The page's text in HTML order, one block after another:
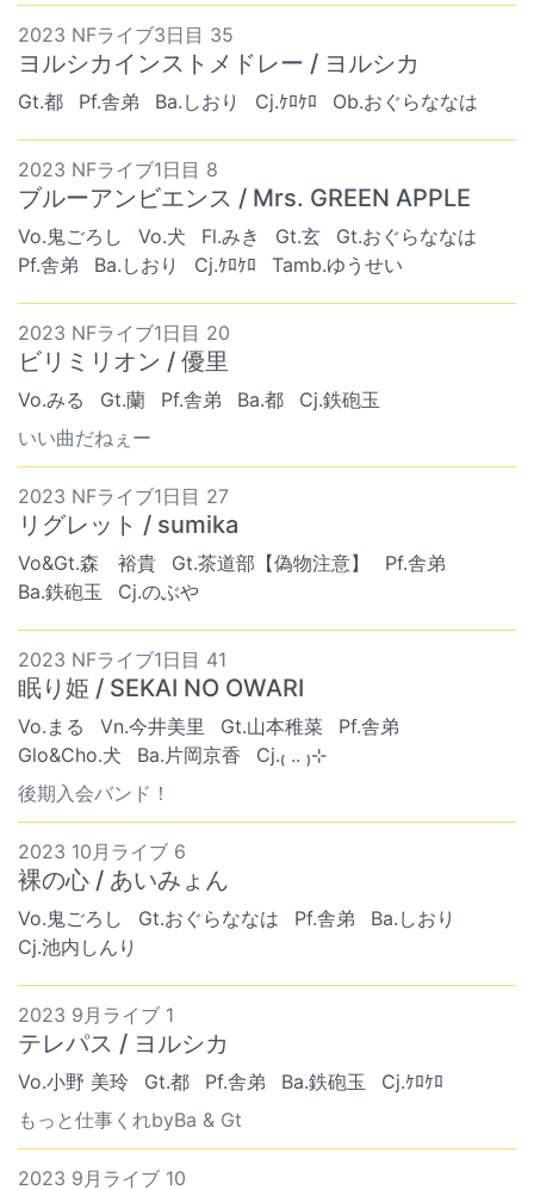
2023 NFライブ3日目 35
ヨルシカインストメドレー / ヨルシカ
Gt.都 Pf.舎弟 Ba.しおり Cj.ｹﾛｹﾛ Ob.おぐらななは
2023 NFライブ1日目 8
ブルーアンビエンス / Mrs. GREEN APPLE
Vo.鬼ごろし Vo.犬 Fl.みき Gt.玄
Gt.おぐらななは
Pf.舎弟
Ba.しおり Cj.ｹﾛｹﾛ Tamb.ゆうせい
2023 NFライブ1日目 20
ビリミリオン / 優里
Vo.みる Gt.蘭 Pf.舎弟 Ba.都
Cj.鉄砲玉
いい曲だねぇー
2023 NFライブ1日目 27
リグレット / sumika
Vo&Gt.森 裕貴 Gt.茶道部【偽物注意】
Pf.舎弟
Ba.鉄砲玉
Cj.のぶや
2023 NFライブ1日目 41
眠り姫 / SEKAI NO OWARI
Vo.まる Vn.今井美里 Gt.山本稚菜
Pf.舎弟
Glo&Cho.犬
Ba.片岡京香
Cj.₍ .. ₎⊹
後期入会バンド！
2023 10月ライブ 6
裸の心 / あいみょん
Vo.鬼ごろし Gt.おぐらななは Pf.舎弟
Ba.しおり
Cj.池内しんり
2023 9月ライブ 1
テレパス / ヨルシカ
Vo.小野 美玲 Gt.都 Pf.舎弟 Ba.鉄砲玉
Cj.ｹﾛｹﾛ
もっと仕事くれbyBa & Gt
2023 9月ライブ 10